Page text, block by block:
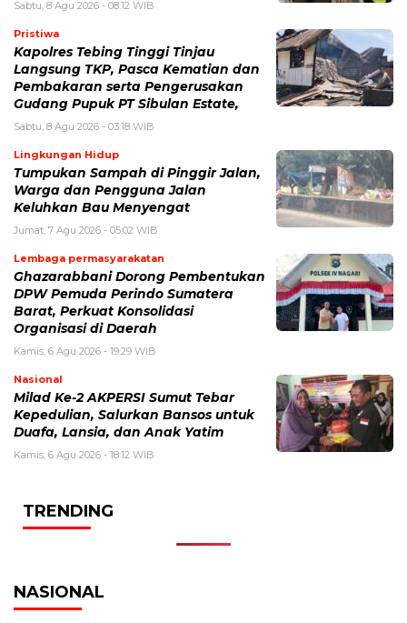
Sabtu, 8 Agu 2026 - 08:12 WIB
Pristiwa
Kapolres Tebing Tinggi Tinjau
Langsung TKP, Pasca Kematian dan
Pembakaran serta Pengerusakan
Gudang Pupuk PT Sibulan Estate,
Sabtu, 8 Agu 2026 - 03:18 WIB
Lingkungan Hidup
Tumpukan Sampah di Pinggir Jalan,
Warga dan Pengguna Jalan
Keluhkan Bau Menyengat
Jumat, 7 Agu 2026 - 05:02 WIB
Lembaga permasyarakatan
Ghazarabbani Dorong Pembentukan
DPW Pemuda Perindo Sumatera
Barat, Perkuat Konsolidasi
Organisasi di Daerah
Kamis, 6 Agu 2026 - 19:29 WIB
Nasional
Milad Ke-2 AKPERSI Sumut Tebar
Kepedulian, Salurkan Bansos untuk
Duafa, Lansia, dan Anak Yatim
Kamis, 6 Agu 2026 - 18:12 WIB
TRENDING
NASIONAL